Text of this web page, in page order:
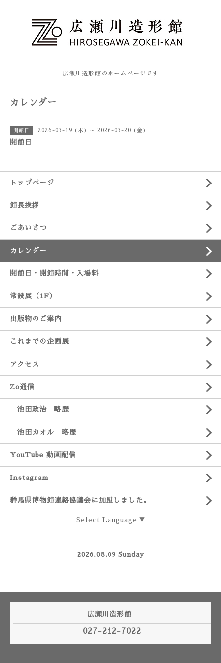
広瀬川造形館のホームページです
カレンダー
開館日 2026-03-19 (木) ～ 2026-03-20 (金)
開館日
トップページ
館長挨拶
ごあいさつ
カレンダー
開館日・開館時間・入場料
常設展（1F）
出版物のご案内
これまでの企画展
アクセス
Zo通信
池田政治 略歴
池田カオル 略歴
YouTube 動画配信
Instagram
群馬県博物館連絡協議会に加盟しました。
Select Language ▼
2026.08.09 Sunday
広瀬川造形館
027-212-7022